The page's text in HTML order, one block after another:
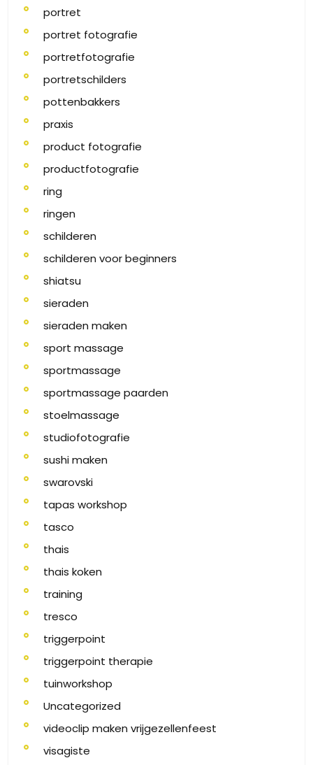
portret
portret fotografie
portretfotografie
portretschilders
pottenbakkers
praxis
product fotografie
productfotografie
ring
ringen
schilderen
schilderen voor beginners
shiatsu
sieraden
sieraden maken
sport massage
sportmassage
sportmassage paarden
stoelmassage
studiofotografie
sushi maken
swarovski
tapas workshop
tasco
thais
thais koken
training
tresco
triggerpoint
triggerpoint therapie
tuinworkshop
Uncategorized
videoclip maken vrijgezellenfeest
visagiste